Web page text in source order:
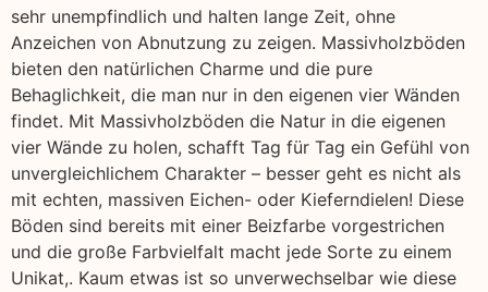
sehr unempfindlich und halten lange Zeit, ohne
Anzeichen von Abnutzung zu zeigen. Massivholzböden
bieten den natürlichen Charme und die pure
Behaglichkeit, die man nur in den eigenen vier Wänden
findet. Mit Massivholzböden die Natur in die eigenen
vier Wände zu holen, schafft Tag für Tag ein Gefühl von
unvergleichlichem Charakter – besser geht es nicht als
mit echten, massiven Eichen- oder Kieferndielen! Diese
Böden sind bereits mit einer Beizfarbe vorgestrichen
und die große Farbvielfalt macht jede Sorte zu einem
Unikat,. Kaum etwas ist so unverwechselbar wie diese